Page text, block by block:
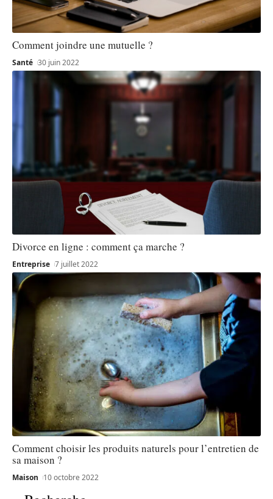
Comment joindre une mutuelle ?
Santé 30 juin 2022
Divorce en ligne : comment ça marche ?
Entreprise 7 juillet 2022
Comment choisir les produits naturels pour l’entretien de
sa maison ?
Maison 10 octobre 2022